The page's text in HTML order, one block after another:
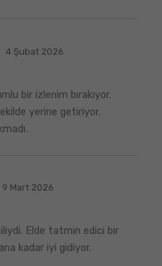
4 Şubat 2026
bir izlenim bırakıyor.
yerine getiriyor.
9 Mart 2026
Elde tatmin edici bir
kadar iyi gidiyor.